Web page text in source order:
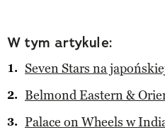
W tym artykule:
Seven Stars na
Belmond Eastern &
Palace on Wheels w